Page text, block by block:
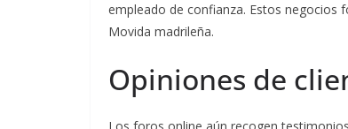
empleado de confianza. Estos negocios
Movida madrileña.
Opiniones de